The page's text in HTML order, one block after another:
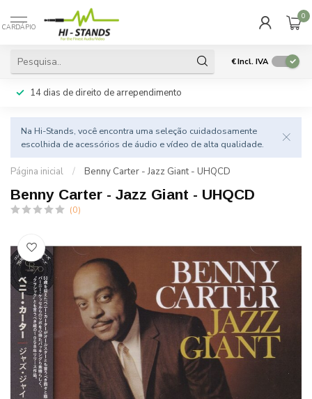
CARDÁPIO
0
€Incl. IVA
14 dias de direito de arrependimento
Na Hi-Stands, você encontra uma seleção cuidadosamente
escolhida de acessórios de áudio e vídeo de alta qualidade.
Página inicial / Benny Carter - Jazz Giant - UHQCD
Benny Carter - Jazz Giant - UHQCD
(0)